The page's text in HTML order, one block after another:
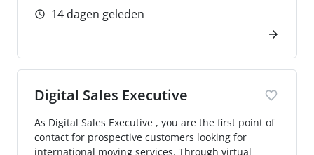
14 dagen geleden
Digital Sales Executive
As Digital Sales Executive , you are the first point of
contact for prospective customers looking for
international moving services. Through virtual